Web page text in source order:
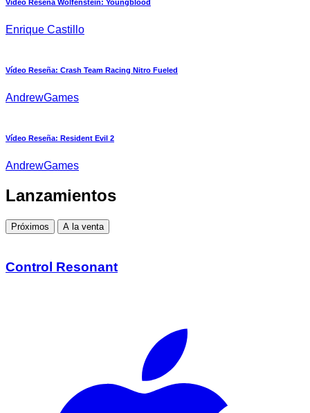
Vídeo Reseña Wolfenstein: Youngblood
Enrique Castillo
Vídeo Reseña: Crash Team Racing Nitro Fueled
AndrewGames
Vídeo Reseña: Resident Evil 2
AndrewGames
Lanzamientos
Próximos A la venta
Control Resonant